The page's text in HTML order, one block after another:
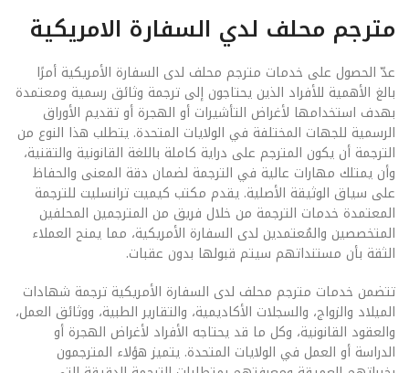
مترجم محلف لدي السفارة الامريكية
عدّ الحصول على خدمات مترجم محلف لدى السفارة الأمريكية أمرًا
بالغ الأهمية للأفراد الذين يحتاجون إلى ترجمة وثائق رسمية ومعتمدة
بهدف استخدامها لأغراض التأشيرات أو الهجرة أو تقديم الأوراق
الرسمية للجهات المختلفة في الولايات المتحدة. يتطلب هذا النوع من
الترجمة أن يكون المترجم على دراية كاملة باللغة القانونية والتقنية،
وأن يمتلك مهارات عالية في الترجمة لضمان دقة المعنى والحفاظ
على سياق الوثيقة الأصلية. يقدم مكتب كيميت ترانسليت للترجمة
المعتمدة خدمات الترجمة من خلال فريق من المترجمين المحلفين
المتخصصين والمُعتمدين لدى السفارة الأمريكية، مما يمنح العملاء
الثقة بأن مستنداتهم سيتم قبولها بدون عقبات.
تتضمن خدمات مترجم محلف لدى السفارة الأمريكية ترجمة شهادات
الميلاد والزواج، والسجلات الأكاديمية، والتقارير الطبية، ووثائق العمل،
والعقود القانونية، وكل ما قد يحتاجه الأفراد لأغراض الهجرة أو
الدراسة أو العمل في الولايات المتحدة. يتميز هؤلاء المترجمون